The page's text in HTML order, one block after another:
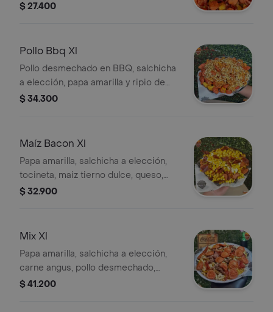
$ 27.400
Pollo Bbq Xl
Pollo desmechado en BBQ, salchicha
a elección, papa amarilla y ripio de
papa. Porción para dos personas.
$ 34.300
Maíz Bacon Xl
Papa amarilla, salchicha a elección,
tocineta, maiz tierno dulce, queso,
salsas (para dos)
$ 32.900
Mix Xl
Papa amarilla, salchicha a elección,
carne angus, pollo desmechado,
tocineta y salsas. Porción para dos.
$ 41.200